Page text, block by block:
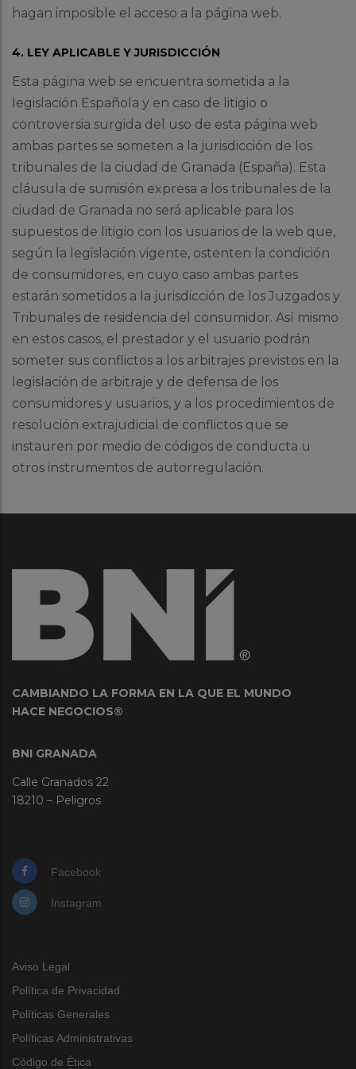
hagan imposible el acceso a la página web.
4. LEY APLICABLE Y JURISDICCIÓN
Esta página web se encuentra sometida a la
legislación Española y en caso de litigio o
controversia surgida del uso de esta página web
ambas partes se someten a la jurisdicción de los
tribunales de la ciudad de Granada (España). Esta
cláusula de sumisión expresa a los tribunales de la
ciudad de Granada no será aplicable para los
supuestos de litigio con los usuarios de la web que,
según la legislación vigente, ostenten la condición
de consumidores, en cuyo caso ambas partes
estarán sometidos a la jurisdicción de los Juzgados y
Tribunales de residencia del consumidor. Así mismo
en estos casos, el prestador y el usuario podrán
someter sus conflictos a los arbitrajes previstos en la
legislación de arbitraje y de defensa de los
consumidores y usuarios, y a los procedimientos de
resolución extrajudicial de conflictos que se
instauren por medio de códigos de conducta u
otros instrumentos de autorregulación.
CAMBIANDO LA FORMA EN LA QUE EL MUNDO
HACE NEGOCIOS®
BNI GRANADA
Calle Granados 22
18210 – Peligros
Facebook
Instagram
Aviso Legal
Política de Privacidad
Políticas Generales
Políticas Administrativas
Código de Ética